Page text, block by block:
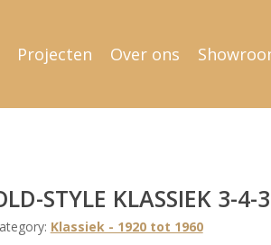
Projecten Over ons
STYLE KLASSIEK 3-
Klassiek - 1920 tot 1960